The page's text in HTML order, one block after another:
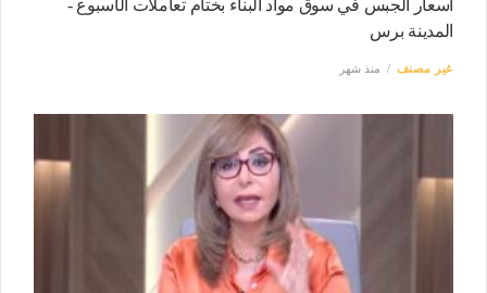
أسعار الجبس في سوق مواد البناء بختام تعاملات الأسبوع -
المدينة برس
غير مصنف منذ شهر